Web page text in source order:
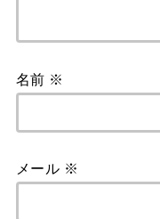
名前 ※
メール ※